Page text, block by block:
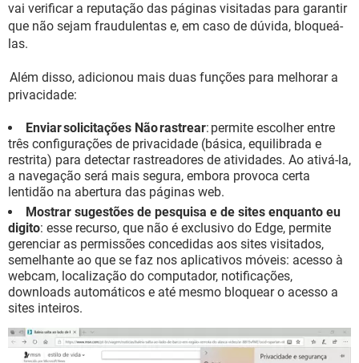
vai verificar a reputação das páginas visitadas para garantir
que não sejam fraudulentas e, em caso de dúvida, bloqueá-
las.
Além disso, adicionou mais duas funções para melhorar a
privacidade:
Enviar solicitações Não rastrear: permite escolher entre
três configurações de privacidade (básica, equilibrada e
restrita) para detectar rastreadores de atividades. Ao ativá-la,
a navegação será mais segura, embora provoca certa
lentidão na abertura das páginas web.
Mostrar sugestões de pesquisa e de sites enquanto eu
digito: esse recurso, que não é exclusivo do Edge, permite
gerenciar as permissões concedidas aos sites visitados,
semelhante ao que se faz nos aplicativos móveis: acesso à
webcam, localização do computador, notificações,
downloads automáticos e até mesmo bloquear o acesso a
sites inteiros.